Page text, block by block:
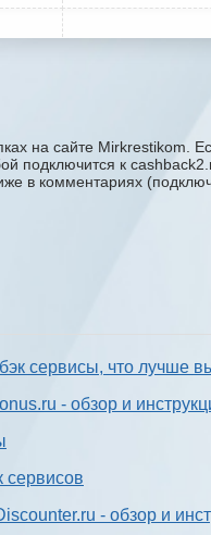
на сайте Mirkrestikom.
подключится к
в комментариях
сервисы, что лучше
- обзор и
сервисов
- обзор и